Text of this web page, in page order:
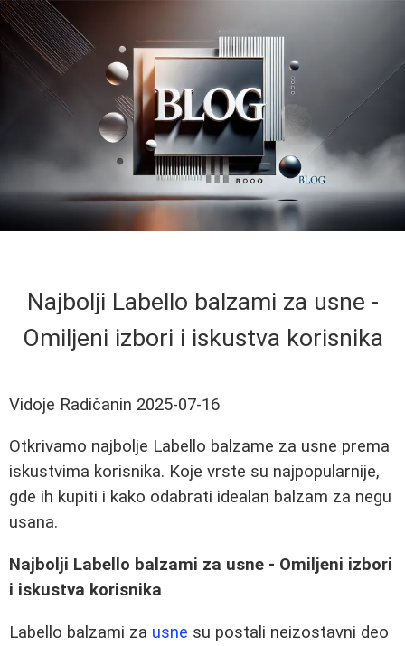
Najbolji Labello balzami za usne -
Omiljeni izbori i iskustva korisnika
Vidoje Radičanin 2025-07-16
Otkrivamo najbolje Labello balzame za usne prema
iskustvima korisnika. Koje vrste su najpopularnije,
gde ih kupiti i kako odabrati idealan balzam za negu
usana.
Najbolji Labello balzami za usne - Omiljeni izbori
i iskustva korisnika
Labello balzami za usne su postali neizostavni deo